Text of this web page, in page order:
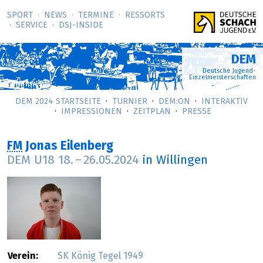
SPORT NEWS TERMINE
RESSORTS
SERVICE
DSJ-­INSIDE
DEM
Deutsche Jugend-
Einzelmeisterschaften
DEM 2024 STARTSEITE TURNIER DEM:ON
INTERAKTIV
IMPRESSIONEN
ZEITPLAN PRESSE
FM Jonas Eilenberg
DEM U18 18. – 26.05.2024 in Willingen
Verein:
SK König Tegel 1949